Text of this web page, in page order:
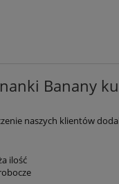
Banany
naszych klientów
ilość